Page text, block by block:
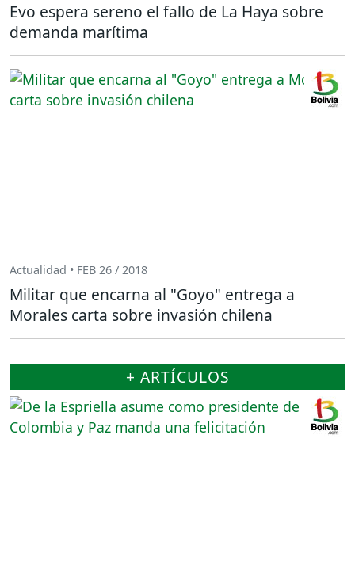
Evo espera sereno el fallo de La Haya sobre
demanda marítima
Actualidad • FEB 26 / 2018
Militar que encarna al "Goyo" entrega a
Morales carta sobre invasión chilena
+ ARTÍCULOS